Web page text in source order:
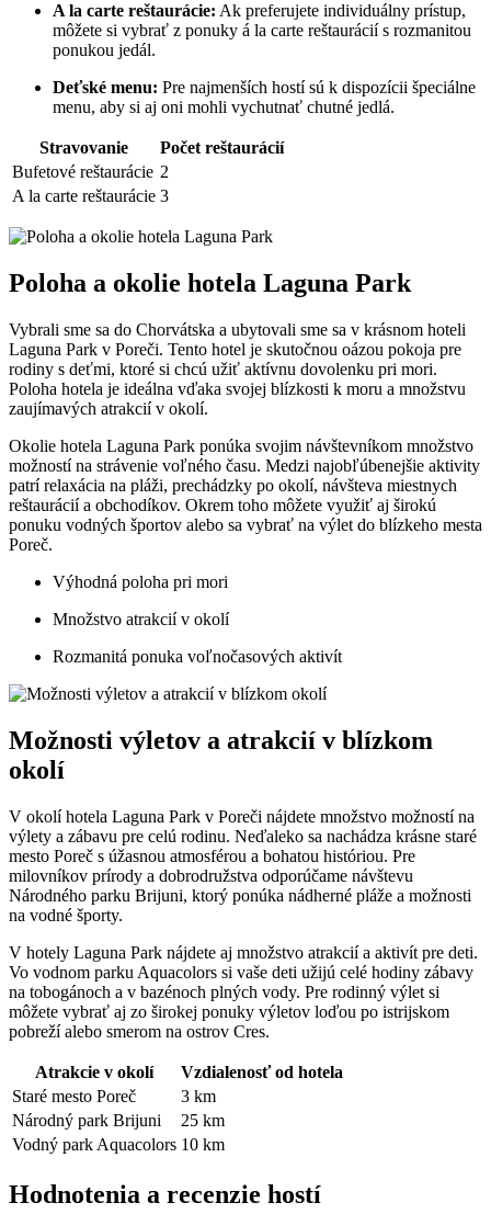
A la carte reštaurácie: Ak preferujete individuálny prístup,
môžete si vybrať z ponuky á la carte reštaurácií s rozmanitou
ponukou jedál.
Deťské menu: Pre najmenších hostí sú k dispozícii špeciálne
menu, aby si aj oni mohli vychutnať chutné jedlá.
Stravovanie
Počet reštaurácií
Bufetové reštaurácie 2
A la carte reštaurácie 3
Poloha a okolie hotela Laguna Park
Vybrali sme sa do Chorvátska a ubytovali sme sa v krásnom hoteli
Laguna Park v Poreči. Tento hotel je skutočnou oázou pokoja pre
rodiny s deťmi, ktoré si chcú užiť aktívnu dovolenku pri mori.
Poloha hotela je ideálna vďaka svojej blízkosti k moru a množstvu
zaujímavých atrakcií v okolí.
Okolie hotela Laguna Park ponúka svojim návštevníkom množstvo
možností na strávenie voľného času. Medzi najobľúbenejšie aktivity
patrí relaxácia na pláži, prechádzky po okolí, návšteva miestnych
reštaurácií a obchodíkov. Okrem toho môžete využiť aj širokú
ponuku vodných športov alebo sa vybrať na výlet do blízkeho mesta
Poreč.
Výhodná poloha pri mori
Množstvo atrakcií v okolí
Rozmanitá ponuka voľnočasových aktivít
Možnosti výletov a atrakcií v blízkom
okolí
V okolí hotela Laguna Park v Poreči nájdete množstvo možností na
výlety a zábavu pre celú rodinu. Neďaleko sa nachádza krásne staré
mesto Poreč s úžasnou atmosférou a bohatou históriou. Pre
milovníkov prírody a dobrodružstva odporúčame návštevu
Národného parku Brijuni, ktorý ponúka nádherné pláže a možnosti
na vodné športy.
V hotely Laguna Park nájdete aj množstvo atrakcií a aktivít pre deti.
Vo vodnom parku Aquacolors si vaše deti užijú celé hodiny zábavy
na tobogánoch a v bazénoch plných vody. Pre rodinný výlet si
môžete vybrať aj zo širokej ponuky výletov loďou po istrijskom
pobreží alebo smerom na ostrov Cres.
Atrakcie v okolí
Vzdialenosť od hotela
Staré mesto Poreč
3 km
Národný park Brijuni
25 km
Vodný park Aquacolors 10 km
Hodnotenia a recenzie hostí